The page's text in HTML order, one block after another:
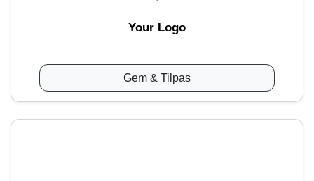
Your Logo
Gem & Tilpas